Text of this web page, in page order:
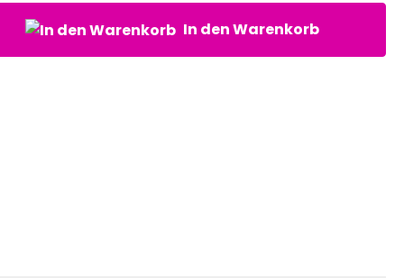
Gib den gewünschten Wert ein oder benutze die Schaltflächen um
In den Warenkorb